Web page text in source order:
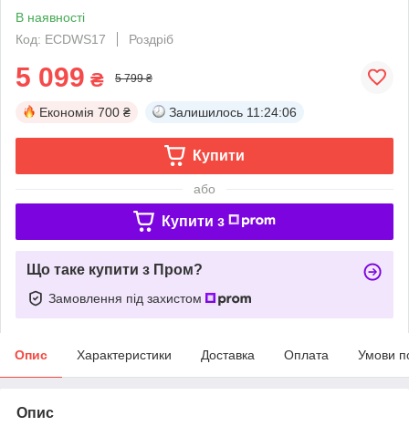
В наявності
Код: ECDWS17
Роздріб
5 099 ₴ 5 799 ₴
Економія 700 ₴ Залишилось 11:24:06
Купити
або
Купити з
Що таке купити з Пром?
Замовлення під захистом
Опис Характеристики Доставка Оплата Умови
Опис